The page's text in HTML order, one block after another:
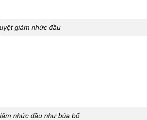
giảm nhức đầu
nhức đầu như búa bổ